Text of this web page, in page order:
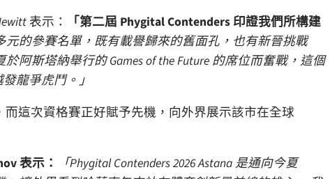
表示：
「第二屆 Phygital Contenders 印證我們所構建
元的參賽名單，既有載譽歸來的舊面孔，也有新晉挑戰
阿斯塔納舉行的 Games of the Future 的席位而奮戰，這個
龍爭虎鬥。」
而這次資格賽正好賦予先機，向外界展示該市在全球
表示：
「Phygital Contenders 2026 Astana 是通向今夏